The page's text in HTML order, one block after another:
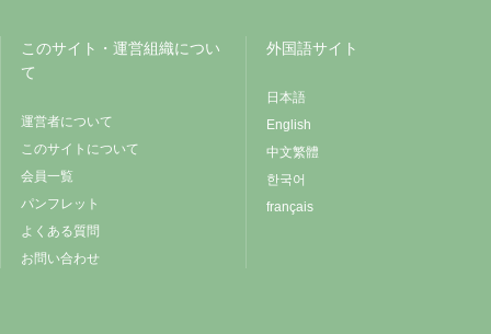
このサイト・運営組織につい
て
運営者について
このサイトについて
会員一覧
パンフレット
よくある質問
お問い合わせ
外国語サイト
日本語
English
中文繁體
한국어
français